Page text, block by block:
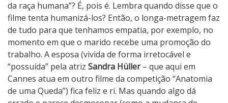
da raça humana”? É, pois é. Lembra quando disse que o
filme tenta humanizá-los? Então, o longa-metragem faz
de tudo para que tenhamos empatia, por exemplo, no
momento em que o marido recebe uma promoção do
trabalho. A esposa (vivida de forma irretocável e
“possuída” pela atriz Sandra Hüller– que aqui em
Cannes atua em outro filme da competição “Anatomia
de uma Queda”) fica feliz e ri. Mas quando algo dá